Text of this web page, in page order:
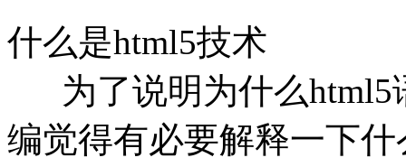
什么是html5技术
为了说明为什么html5
编觉得有必要解释一下